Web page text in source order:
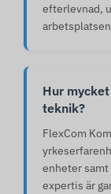
efterlevnad,
Hur
teknik?
FlexCom
enheter samt
expertis är